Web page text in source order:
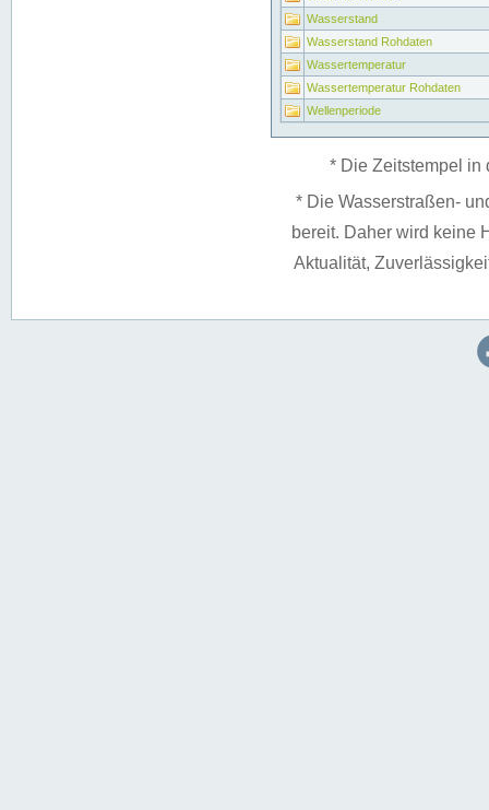
Wasserstand
Wasserstand Rohdaten
Wassertemperatur
Wassertemperatur Rohdaten
Wellenperiode
* Die Zeitstempel in
* Die Wasserstraßen-
bereit. Daher wird keine
Aktualität,